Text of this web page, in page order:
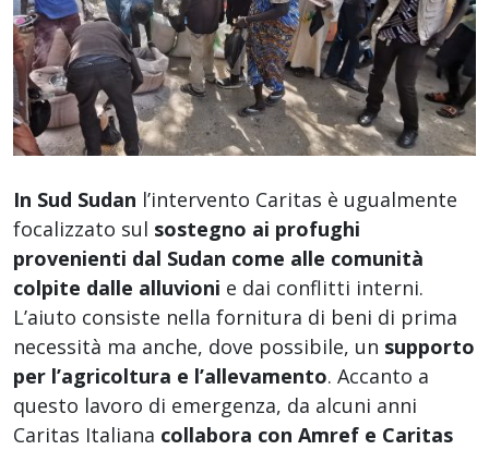
In Sud Sudan l’intervento Caritas è ugualmente
focalizzato sul sostegno ai profughi
provenienti dal Sudan come alle comunità
colpite dalle alluvioni e dai conflitti interni.
L’aiuto consiste nella fornitura di beni di prima
necessità ma anche, dove possibile, un supporto
per l’agricoltura e l’allevamento. Accanto a
questo lavoro di emergenza, da alcuni anni
Caritas Italiana collabora con Amref e Caritas